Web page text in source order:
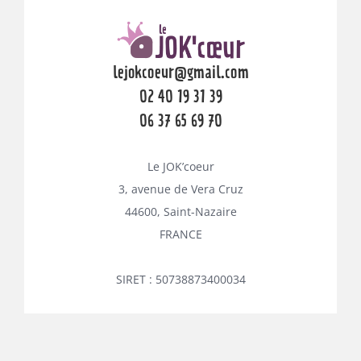
lejokcoeur@gmail.com
02 40 19 31 39
06 37 65 69 70
Le JOK’coeur
3, avenue de Vera Cruz
44600, Saint-Nazaire
FRANCE
SIRET : 50738873400034